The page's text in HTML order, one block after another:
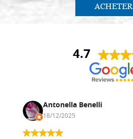
ACHETER
4.7
Antonella Benelli
18/12/2025